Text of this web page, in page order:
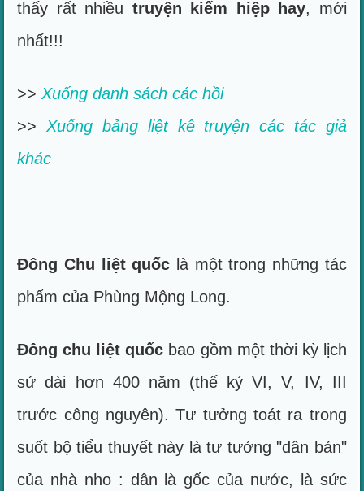
thấy rất nhiều truyện kiếm hiệp hay, mới
nhất!!!
>>Xuống danh sách các hồi
>>Xuống bảng liệt kê truyện các tác giả
khác
Đông Chu liệt quốc là một trong những tác
phẩm của Phùng Mộng Long.
Đông chu liệt quốc bao gồm một thời kỳ lịch
sử dài hơn 400 năm (thế kỷ VI, V, IV, III
trước công nguyên). Tư tưởng toát ra trong
suốt bộ tiểu thuyết này là tư tưởng "dân bản"
của nhà nho : dân là gốc của nước, là sức